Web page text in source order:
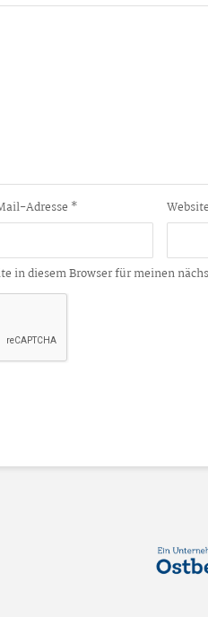
Adresse * Website
in diesem Browser für meinen